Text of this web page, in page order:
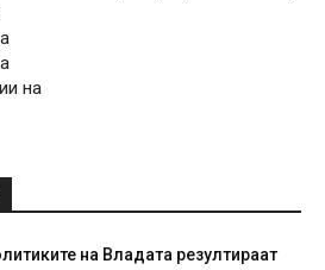
на
на Владата резултираат